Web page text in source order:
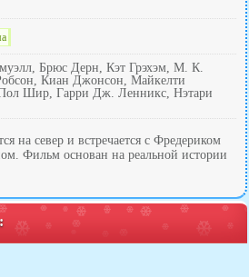
Брюс Дерн, Кэт Грэхэм, М. К.
Киан Джонсон, Майкелти
Шир, Гарри Дж. Ленникс, Нэтари
на север и встречается с Фредериком
Фильм основан на реальной истории